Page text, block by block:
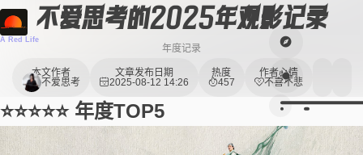
A Red Life
不爱思考的2025年观影记录
年度记录
本文作者
不爱思考
文章发布日期
2025-08-12 14:26
热度
457
作者心情
不喜不悲
⭐⭐⭐⭐⭐ 年度TOP5